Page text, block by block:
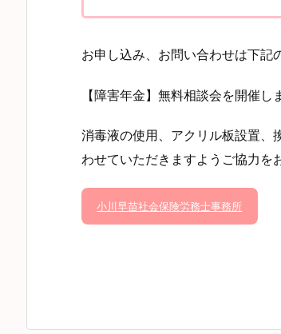
お申し込み、お問い合わせは下記
【障害年金】無料相談会を開催し
消毒液の使用、アクリル板設置、
わせていただきますようご協力を
小川早苗社会保険労務士事務所